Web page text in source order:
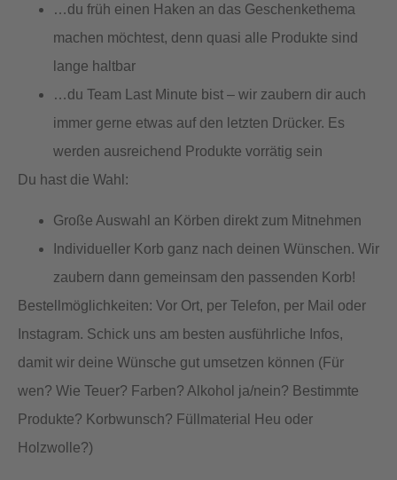
…du früh einen Haken an das Geschenkethema
machen möchtest, denn quasi alle Produkte sind
lange haltbar
…du Team Last Minute bist – wir zaubern dir auch
immer gerne etwas auf den letzten Drücker. Es
werden ausreichend Produkte vorrätig sein
Du hast die Wahl:
Große Auswahl an Körben direkt zum Mitnehmen
Individueller Korb ganz nach deinen Wünschen. Wir
zaubern dann gemeinsam den passenden Korb!
Bestellmöglichkeiten: Vor Ort, per Telefon, per Mail oder
Instagram. Schick uns am besten ausführliche Infos,
damit wir deine Wünsche gut umsetzen können (Für
wen? Wie Teuer? Farben? Alkohol ja/nein? Bestimmte
Produkte? Korbwunsch? Füllmaterial Heu oder
Holzwolle?)